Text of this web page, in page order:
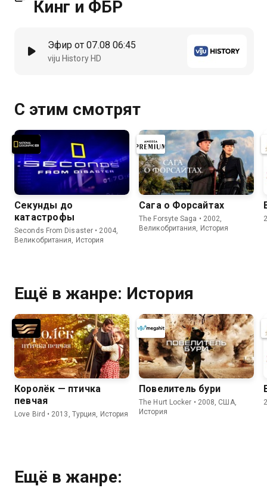
Кинг и ФБР
Эфир от 07.08 06:45
viju History HD
С этим смотрят
Секунды до
катастрофы
Seconds From Disaster • 2004,
Великобритания, История
Сага о Форсайтах
The Forsyte Saga • 2002,
Великобритания, История
Ещё в жанре: История
Королёк — птичка
певчая
Love Bird • 2013, Турция, История
Повелитель бури
The Hurt Locker • 2008, США,
История
Ещё в жанре: